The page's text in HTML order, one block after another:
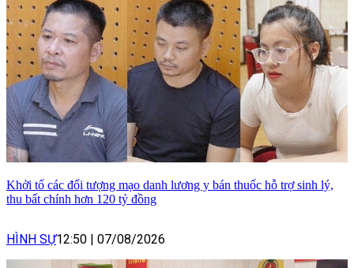
Khởi tố các đối tượng mạo danh lương y bán thuốc hỗ trợ sinh lý,
thu bất chính hơn 120 tỷ đồng
HÌNH SỰ12:50 | 07/08/2026